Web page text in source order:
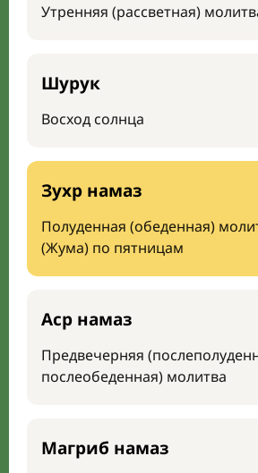
Утренняя (рассветная)
Шурук
Восход солнца
Зухр намаз
Полуденная (обеденная)
(Жума) по пятницам
Аср намаз
Предвечерняя
послеобеденная) молитва
Магриб намаз